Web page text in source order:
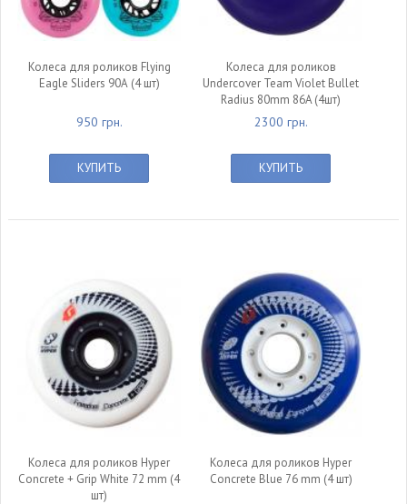
Колеса для роликов Flying
Eagle Sliders 90А (4 шт)
950 грн.
КУПИТЬ
Колеса для роликов
Undercover Team Violet Bullet
Radius 80mm 86A (4шт)
2300 грн.
КУПИТЬ
Колеса для роликов Hyper
Concrete + Grip White 72 mm (4
шт)
Колеса для роликов Hyper
Concrete Blue 76 mm (4 шт)